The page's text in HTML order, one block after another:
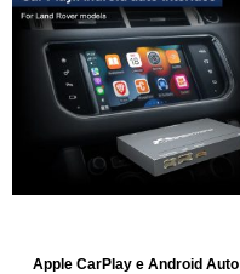
Apple CarPlay e Android Auto